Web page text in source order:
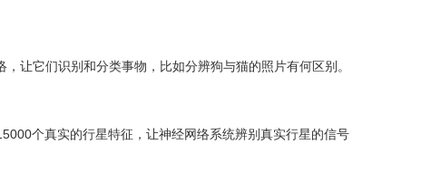
它们识别和分类事物，比如分辨狗与猫的照片有何区别。
个真实的行星特征，让神经网络系统辨别真实行星的信号